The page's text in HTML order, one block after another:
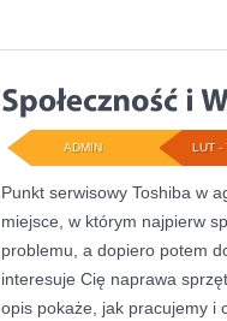
LUT -
ADMIN
Punkt serwisowy Toshiba w
miejsce, w którym najpierw
problemu, a dopiero potem
interesuje Cię naprawa
opis pokaże, jak pracujemy i